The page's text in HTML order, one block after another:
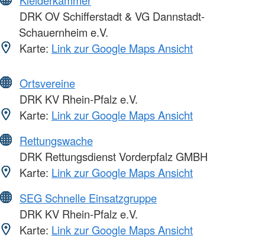
DRK OV Schifferstadt & VG Dannstadt-
Schauernheim e.V.
Karte: Link zur Google Maps Ansicht
Ortsvereine
DRK KV Rhein-Pfalz e.V.
Karte: Link zur Google Maps Ansicht
Rettungswache
DRK Rettungsdienst Vorderpfalz GMBH
Karte: Link zur Google Maps Ansicht
SEG Schnelle Einsatzgruppe
DRK KV Rhein-Pfalz e.V.
Karte: Link zur Google Maps Ansicht